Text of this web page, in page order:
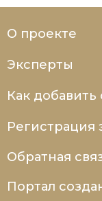
О проекте
Эксперты
Как добавить
Регистрация
Обратная
Портал